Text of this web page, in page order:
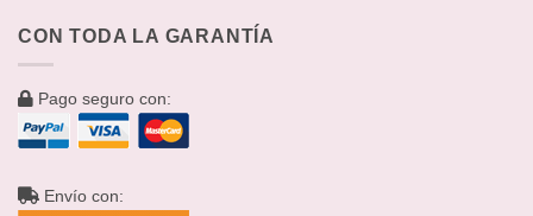
CON TODA LA GARANTÍA
Pago seguro con:
Envío con: